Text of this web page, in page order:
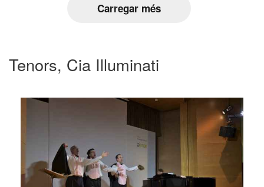
Carregar més
Tenors, Cia Illuminati